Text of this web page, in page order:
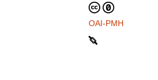
OAI-PMH